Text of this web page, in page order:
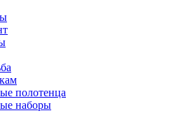
полотенца
наборы